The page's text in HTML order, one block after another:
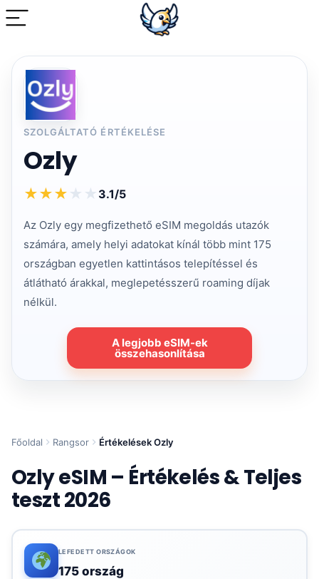
SZOLGÁLTATÓ ÉRTÉKELÉSE
Ozly
★★★ ★ ★ 3.1/5
Az Ozly egy megfizethető eSIM megoldás utazók
számára, amely helyi adatokat kínál több mint 175
országban egyetlen kattintásos telepítéssel és
átlátható árakkal, meglepetésszerű roaming díjak
nélkül.
A legjobb eSIM-ek
összehasonlítása
Főoldal Rangsor Értékelések Ozly
Ozly eSIM – Értékelés & Teljes
teszt 2026
LEFEDETT ORSZÁGOK
175 ország